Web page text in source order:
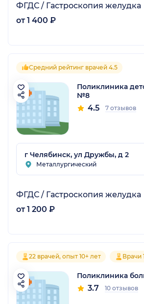
ФГДС / Гастроскопия желудка
от 1 400 ₽
Средний рейтинг врачей 4.5
Поликлиника
№8
4.5 7 отзывов
г Челябинск, ул Дружбы, д 2
Металлургический
ФГДС / Гастроскопия желудка
от 1 200 ₽
22 врачей, опыт 10+ лет Врачи
Поликлиника
3.7 10 отзывов